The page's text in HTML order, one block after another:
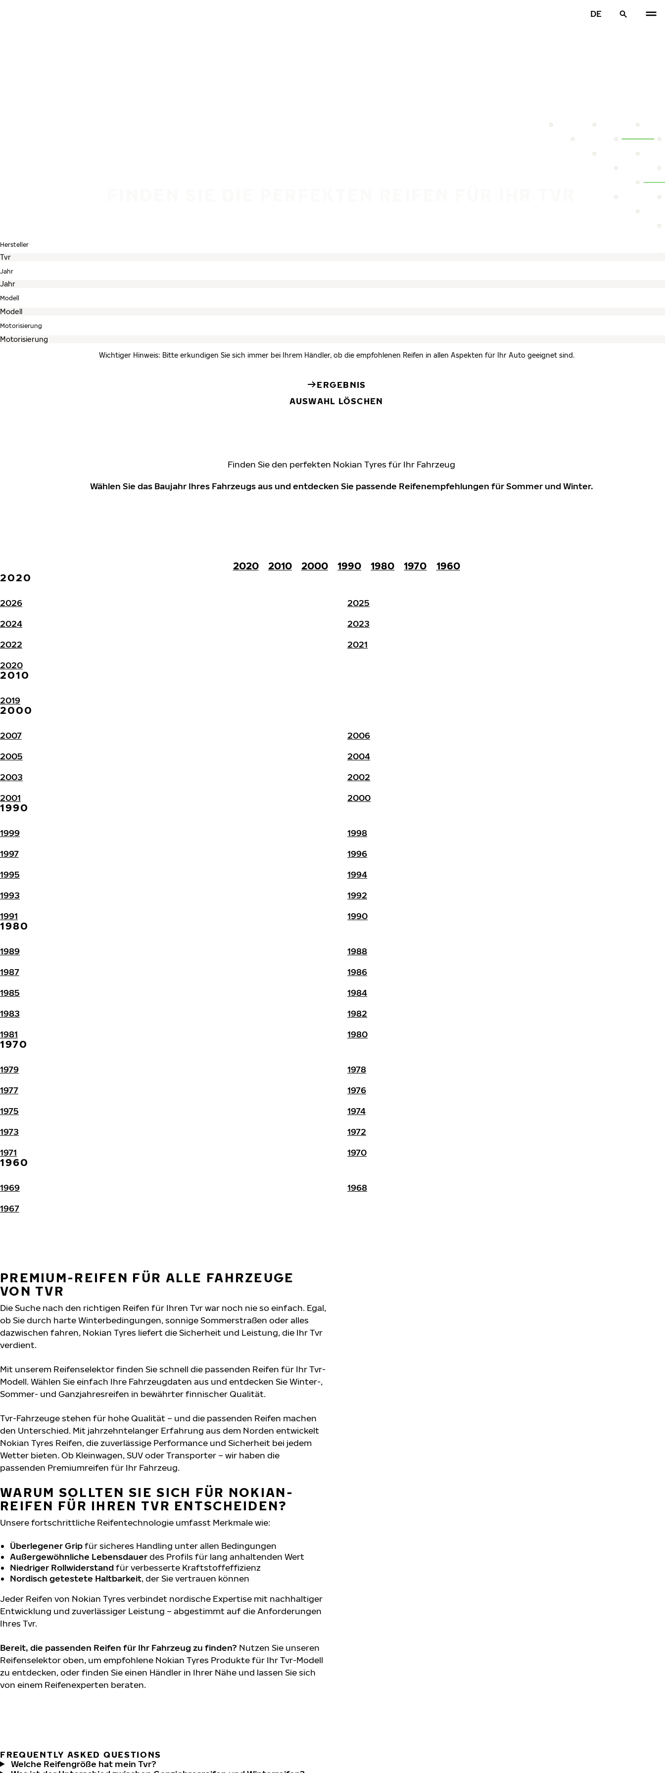
DE
Hersteller
Jahr
Modell
Motorisierung
Wichtiger Hinweis: Bitte erkundigen Sie sich immer bei Ihrem Händler, ob die empfohlenen Reifen in allen Aspekten für Ihr Auto geeignet sind.
ERGEBNIS
AUSWAHL LÖSCHEN
Finden Sie den perfekten Nokian Tyres für Ihr Fahrzeug
Wählen Sie das Baujahr Ihres Fahrzeugs aus und entdecken Sie passende Reifenempfehlungen für Sommer und Winter.
2020 2010 2000 1990 1980 1970
1960
2020
2026
2025
2024
2023
2022
2021
2020
2010
2019
2000
2007
2006
2005
2004
2003
2002
2001
2000
1990
1999
1998
1997
1996
1995
1994
1993
1992
1991
1990
1980
1989
1988
1987
1986
1985
1984
1983
1982
1981
1980
1970
1979
1978
1977
1976
1975
1974
1973
1972
1971
1970
1960
1969
1968
1967
PREMIUM-REIFEN FÜR ALLE FAHRZEUGE
VON TVR
Die Suche nach den richtigen Reifen für Ihren Tvr war noch nie so einfach. Egal,
ob Sie durch harte Winterbedingungen, sonnige Sommerstraßen oder alles
dazwischen fahren, Nokian Tyres liefert die Sicherheit und Leistung, die Ihr Tvr
verdient.
Mit unserem Reifenselektor finden Sie schnell die passenden Reifen für Ihr Tvr-
Modell. Wählen Sie einfach Ihre Fahrzeugdaten aus und entdecken Sie Winter-,
Sommer- und Ganzjahresreifen in bewährter finnischer Qualität.
Tvr-Fahrzeuge stehen für hohe Qualität – und die passenden Reifen machen
den Unterschied. Mit jahrzehntelanger Erfahrung aus dem Norden entwickelt
Nokian Tyres Reifen, die zuverlässige Performance und Sicherheit bei jedem
Wetter bieten. Ob Kleinwagen, SUV oder Transporter – wir haben die
passenden Premiumreifen für Ihr Fahrzeug.
WARUM SOLLTEN SIE SICH FÜR NOKIAN-
REIFEN FÜR IHREN TVR ENTSCHEIDEN?
Unsere fortschrittliche Reifentechnologie umfasst Merkmale wie:
Überlegener Gripfür sicheres Handling unter allen Bedingungen
Außergewöhnliche Lebensdauerdes Profils für lang anhaltenden Wert
Niedriger Rollwiderstand für verbesserte Kraftstoffeffizienz
Nordisch getestete Haltbarkeit, der Sie vertrauen können
Jeder Reifen von Nokian Tyres verbindet nordische Expertise mit nachhaltiger
Entwicklung und zuverlässiger Leistung – abgestimmt auf die Anforderungen
Ihres Tvr.
Bereit, die passenden Reifen für Ihr Fahrzeug zu finden? Nutzen Sie unseren
Reifenselektor oben, um empfohlene Nokian Tyres Produkte für Ihr Tvr-Modell
zu entdecken, oder finden Sie einen Händler in Ihrer Nähe und lassen Sie sich
von einem Reifenexperten beraten.
FREQUENTLY ASKED QUESTIONS
Welche Reifengröße hat mein Tvr?